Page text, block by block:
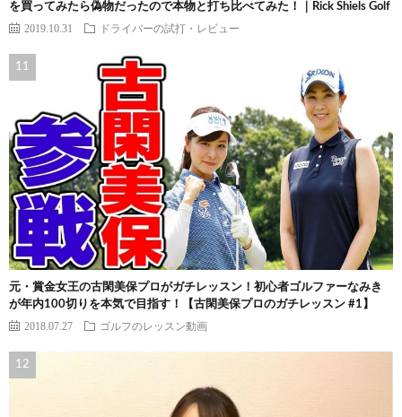
を買ってみたら偽物だったので本物と打ち比べてみた！｜Rick Shiels Golf
2019.10.31 ドライバーの試打・レビュー
元・賞金女王の古閑美保プロがガチレッスン！初心者ゴルファーなみき
が年内100切りを本気で目指す！【古閑美保プロのガチレッスン #1】
2018.07.27 ゴルフのレッスン動画